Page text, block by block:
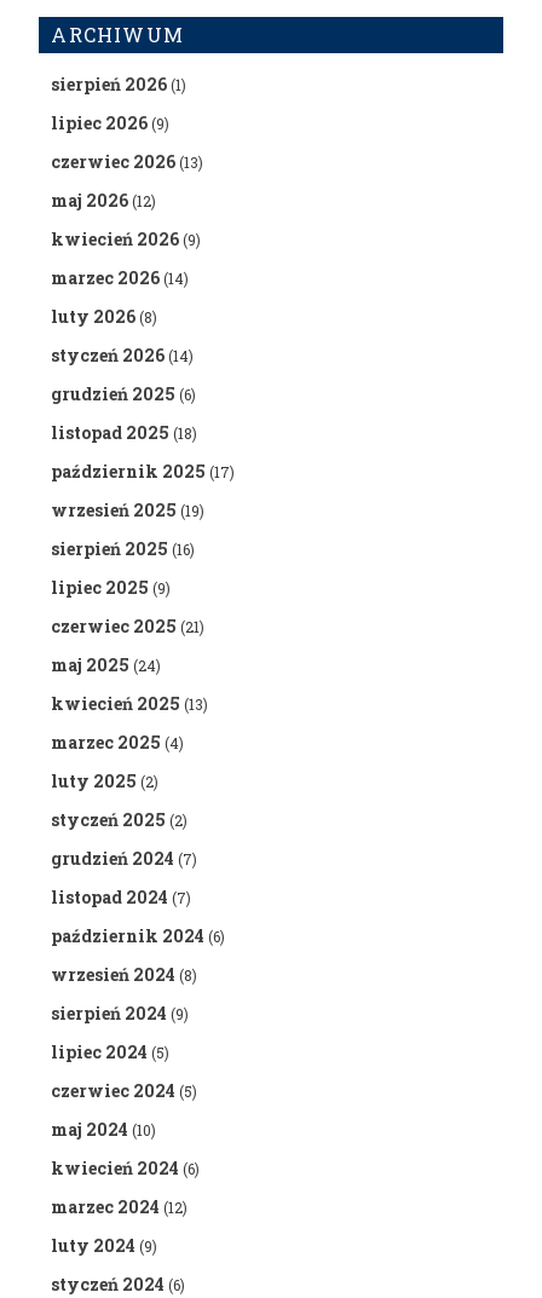
ARCHIWUM
sierpień 2026(1)
lipiec 2026(9)
czerwiec 2026(13)
maj 2026(12)
kwiecień 2026(9)
marzec 2026(14)
luty 2026(8)
styczeń 2026(14)
grudzień 2025 (6)
listopad 2025 (18)
październik 2025 (17)
wrzesień 2025 (19)
sierpień 2025 (16)
lipiec 2025 (9)
czerwiec 2025 (21)
maj 2025 (24)
kwiecień 2025 (13)
marzec 2025 (4)
luty 2025 (2)
styczeń 2025 (2)
grudzień 2024 (7)
listopad 2024 (7)
październik 2024 (6)
wrzesień 2024 (8)
sierpień 2024 (9)
lipiec 2024 (5)
czerwiec 2024 (5)
maj 2024 (10)
kwiecień 2024 (6)
marzec 2024 (12)
luty 2024 (9)
styczeń 2024 (6)